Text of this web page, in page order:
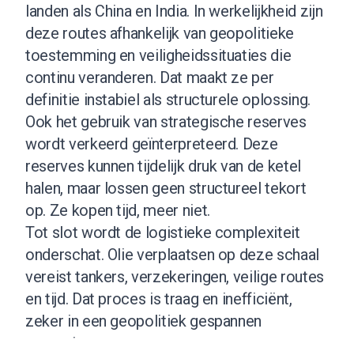
landen als China en India. In werkelijkheid zijn
deze routes afhankelijk van geopolitieke
toestemming en veiligheidssituaties die
continu veranderen. Dat maakt ze per
definitie instabiel als structurele oplossing.
Ook het gebruik van strategische reserves
wordt verkeerd geïnterpreteerd. Deze
reserves kunnen tijdelijk druk van de ketel
halen, maar lossen geen structureel tekort
op. Ze kopen tijd, meer niet.
Tot slot wordt de logistieke complexiteit
onderschat. Olie verplaatsen op deze schaal
vereist tankers, verzekeringen, veilige routes
en tijd. Dat proces is traag en inefficiënt,
zeker in een geopolitiek gespannen